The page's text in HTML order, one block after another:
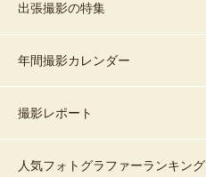
出張撮影の特集
年間撮影カレンダー
撮影レポート
人気フォトグラファーランキング